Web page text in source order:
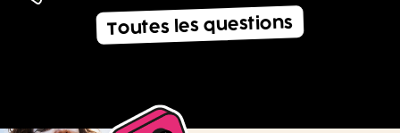
Toutes les questions